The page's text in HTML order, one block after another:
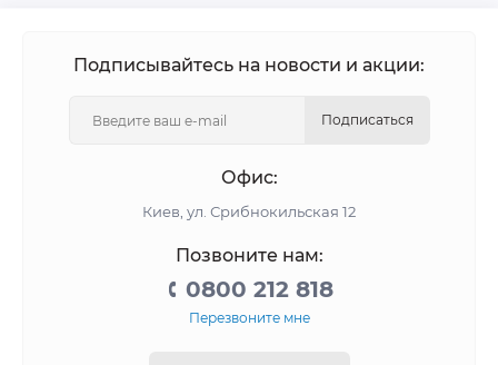
Подписывайтесь на новости и акции:
Подписаться
Офис:
Киев, ул. Срибнокильская 12
Позвоните нам:
0800 212 818
Перезвоните мне